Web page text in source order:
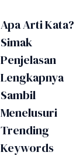
Apa Arti Kata?
Simak
Penjelasan
Lengkapnya
Sambil
Menelusuri
Trending
Keywords